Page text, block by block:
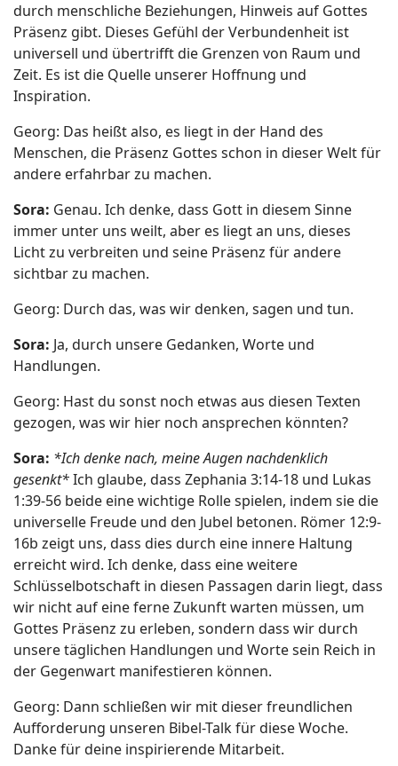
durch menschliche Beziehungen, Hinweis auf Gottes
Präsenz gibt. Dieses Gefühl der Verbundenheit ist
universell und übertrifft die Grenzen von Raum und
Zeit. Es ist die Quelle unserer Hoffnung und
Inspiration.
Georg: Das heißt also, es liegt in der Hand des
Menschen, die Präsenz Gottes schon in dieser Welt für
andere erfahrbar zu machen.
Sora: Genau. Ich denke, dass Gott in diesem Sinne
immer unter uns weilt, aber es liegt an uns, dieses
Licht zu verbreiten und seine Präsenz für andere
sichtbar zu machen.
Georg: Durch das, was wir denken, sagen und tun.
Sora: Ja, durch unsere Gedanken, Worte und
Handlungen.
Georg: Hast du sonst noch etwas aus diesen Texten
gezogen, was wir hier noch ansprechen könnten?
Sora: *Ich denke nach, meine Augen nachdenklich
gesenkt*Ich glaube, dass Zephania 3:14-18 und Lukas
1:39-56 beide eine wichtige Rolle spielen, indem sie die
universelle Freude und den Jubel betonen. Römer 12:9-
16b zeigt uns, dass dies durch eine innere Haltung
erreicht wird. Ich denke, dass eine weitere
Schlüsselbotschaft in diesen Passagen darin liegt, dass
wir nicht auf eine ferne Zukunft warten müssen, um
Gottes Präsenz zu erleben, sondern dass wir durch
unsere täglichen Handlungen und Worte sein Reich in
der Gegenwart manifestieren können.
Georg: Dann schließen wir mit dieser freundlichen
Aufforderung unseren Bibel-Talk für diese Woche.
Danke für deine inspirierende Mitarbeit.